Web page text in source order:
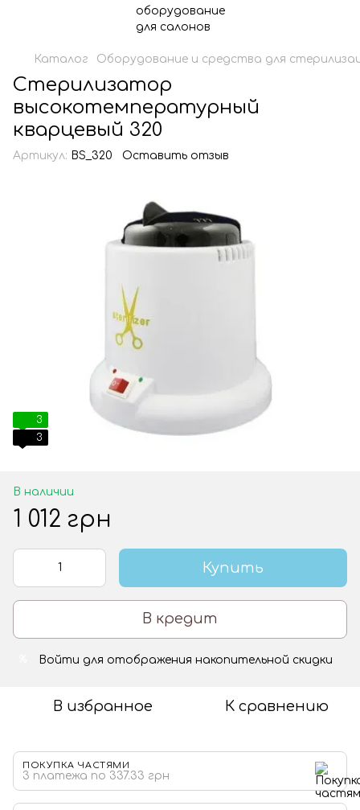
Каталог Оборудование и средства для
Стерилизатор
высокотемпературный
кварцевый 320
Артикул: BS_320 Оставить отзыв
3
3
В наличии
1 012 грн
Купить
В кредит
Войти для отображения накопительной скидки
В избранное К сравнению
ПОКУПКА ЧАСТЯМИ
3 платежа по 337.33 грн